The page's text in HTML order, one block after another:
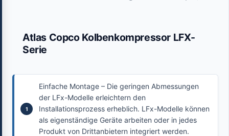
Atlas Copco Kolbenkompressor LFX-
Serie
Einfache Montage – Die geringen Abmessungen
der LFx-Modelle erleichtern den
Installationsprozess erheblich. LFx-Modelle können
als eigenständige Geräte arbeiten oder in jedes
Produkt von Drittanbietern integriert werden.